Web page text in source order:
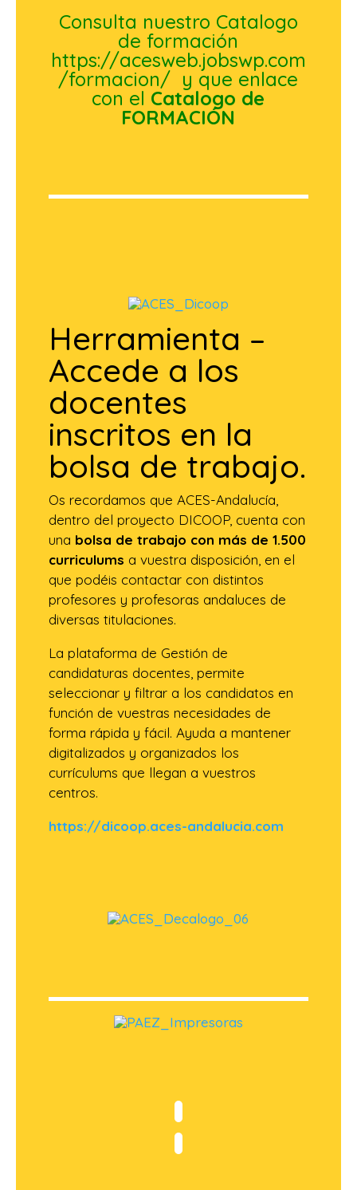
Consulta nuestro Catalogo
de formación
https://acesweb.jobswp.com
/formacion/ y que enlace
con el Catalogo de
FORMACIÓN
Herramienta –
Accede a los
docentes
inscritos en la
bolsa de trabajo.
Os recordamos que ACES-Andalucía,
dentro del proyecto DICOOP, cuenta con
una bolsa de trabajo con más de 1.500
curriculums a vuestra disposición, en el
que podéis contactar con distintos
profesores y profesoras andaluces de
diversas titulaciones.
La plataforma de Gestión de
candidaturas docentes, permite
seleccionar y filtrar a los candidatos en
función de vuestras necesidades de
forma rápida y fácil. Ayuda a mantener
digitalizados y organizados los
currículums que llegan a vuestros
centros.
https://dicoop.aces-andalucia.com